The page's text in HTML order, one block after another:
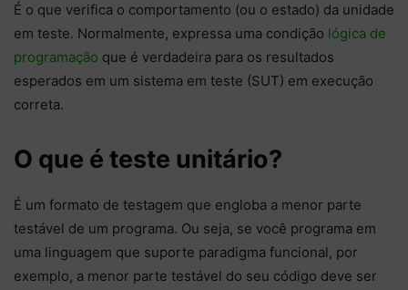
É o que verifica o comportamento (ou o estado) da unidade
em teste. Normalmente, expressa uma condição lógica de
programação que é verdadeira para os resultados
esperados em um sistema em teste (SUT) em execução
correta.
O que é teste unitário?
É um formato de testagem que engloba a menor parte
testável de um programa. Ou seja, se você programa em
uma linguagem que suporte paradigma funcional, por
exemplo, a menor parte testável do seu código deve ser